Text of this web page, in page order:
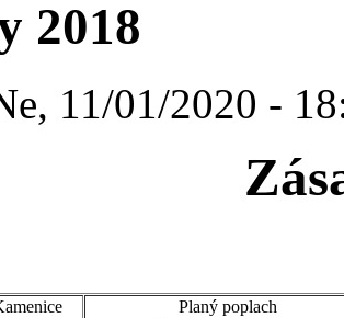
2018
11/01/2020 -
Planý poplach